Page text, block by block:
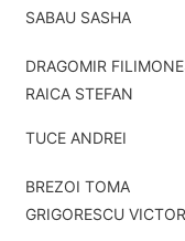
SABAU SASHA
DRAGOMIR
RAICA STEFAN
TUCE ANDREI
BREZOI TOMA
GRIGORESCU VICTOR